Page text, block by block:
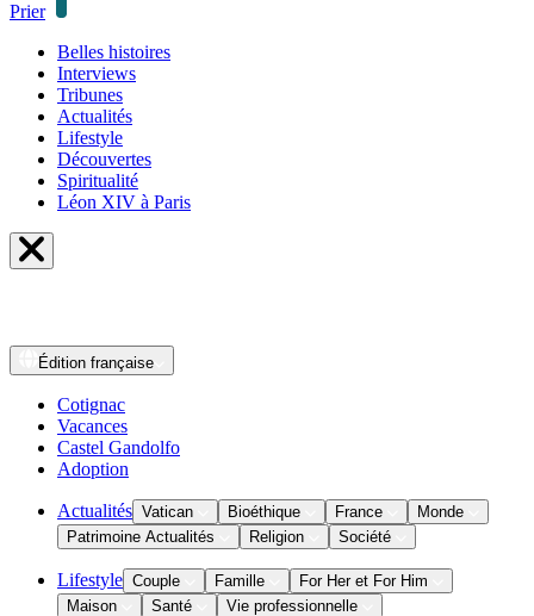
Prier
Belles histoires
Interviews
Tribunes
Actualités
Lifestyle
Découvertes
Spiritualité
Léon XIV à Paris
Édition française
Cotignac
Vacances
Castel Gandolfo
Adoption
Actualités Vatican Bioéthique France
Monde
Patrimoine Actualités
Religion Société
Lifestyle Couple Famille
For Her et For Him
Maison
Santé Vie professionnelle